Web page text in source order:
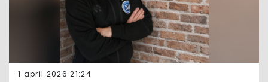
1 april 2026 21:24